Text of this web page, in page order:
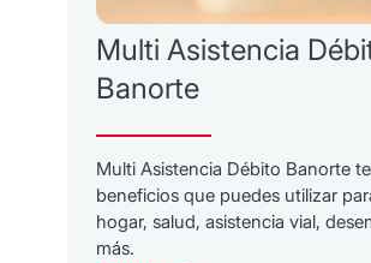
Multi Asistencia
Banorte
Multi Asistencia Débito Banorte
beneficios que puedes utilizar
hogar, salud, asistencia vial,
más.